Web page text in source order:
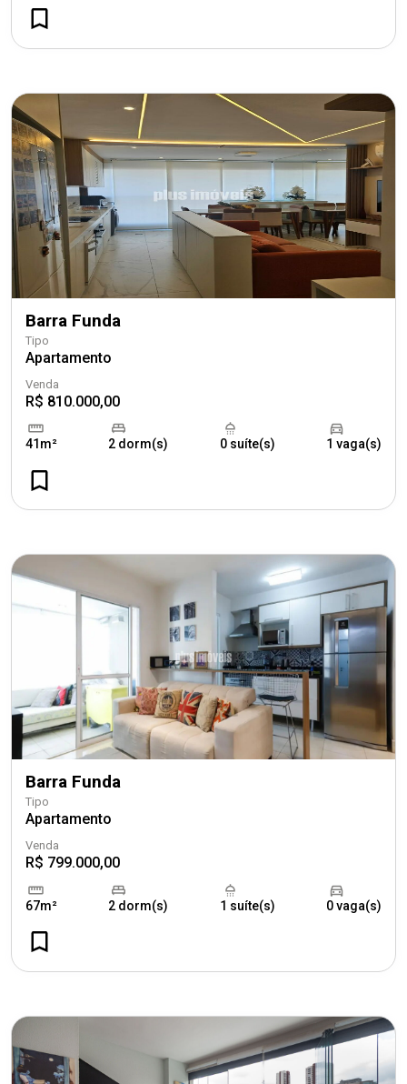
Barra Funda
Tipo
Apartamento
Venda
R$ 810.000,00
41m² 2 dorm(s) 0 suíte(s) 1 vaga(s)
Barra Funda
Tipo
Apartamento
Venda
R$ 799.000,00
67m² 2 dorm(s) 1 suíte(s) 0 vaga(s)